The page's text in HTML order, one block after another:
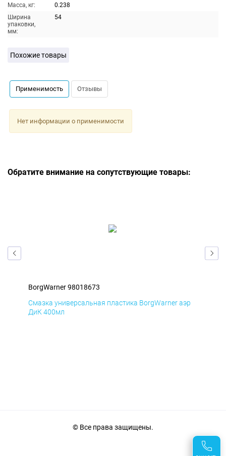
Масса, кг:
0.238
Ширина
упаковки,
мм:
54
Похожие товары
Применимость Отзывы
Нет информации о применимости
Обратите внимание на сопутствующие товары:
BorgWarner 98018673
Смазка универсальная пластика BorgWarner аэр
ДиК 400мл
© Все права защищены.